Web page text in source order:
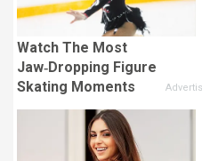
Watch The Most
Jaw‑Dropping Figure
Skating Moments